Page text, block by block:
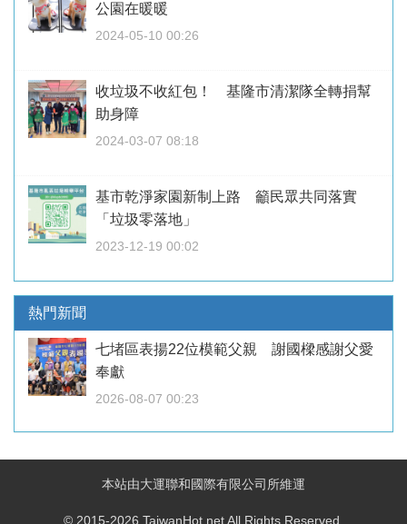
公園在暖暖
2024-05-10 00:26
收垃圾不收紅包！ 基隆市清潔隊全轉捐幫
助身障
2024-03-07 08:18
基市乾淨家園新制上路 籲民眾共同落實
「垃圾零落地」
2023-12-19 00:02
熱門新聞
七堵區表揚22位模範父親 謝國樑感謝父愛
奉獻
2026-08-07 00:23
本站由大運聯和國際有限公司所維運
© 2015-2026 TaiwanHot.net All Rights Reserved.